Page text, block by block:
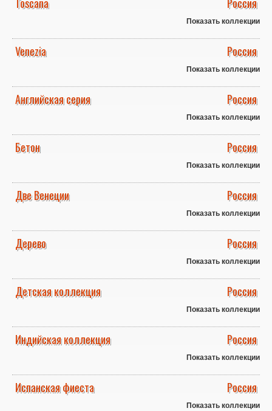
Показать коллекции
Venezia Россия
Показать коллекции
Английская серия Россия
Показать коллекции
Бетон Россия
Показать коллекции
Две Венеции Россия
Показать коллекции
Дерево Россия
Показать коллекции
Детская коллекция Россия
Показать коллекции
Индийская коллекция Россия
Показать коллекции
Испанская фиеста Россия
Показать коллекции